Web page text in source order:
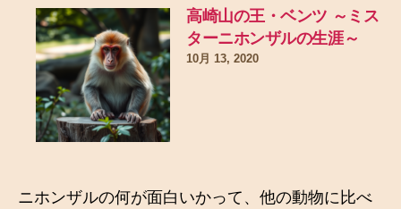
高崎山の王・ベンツ ～ミス
ターニホンザルの生涯～
10月 13, 2020
ニホンザルの何が面白いかって、他の動物に比べ